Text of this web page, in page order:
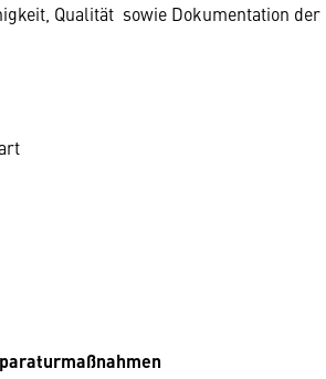
Qualität sowie Dokumentation der